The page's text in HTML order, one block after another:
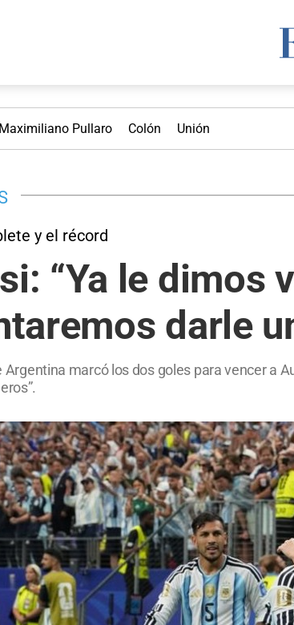
Maximiliano Pullaro Colón Unión
y el récord
“Ya le dimos
darle
Argentina marcó los dos goles para vencer a